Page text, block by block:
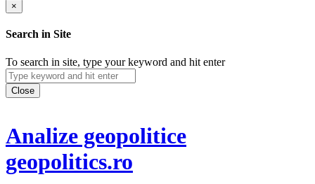
×
Search in Site
To search in site, type your keyword and hit enter
Close
Analize geopolitice
geopolitics.ro